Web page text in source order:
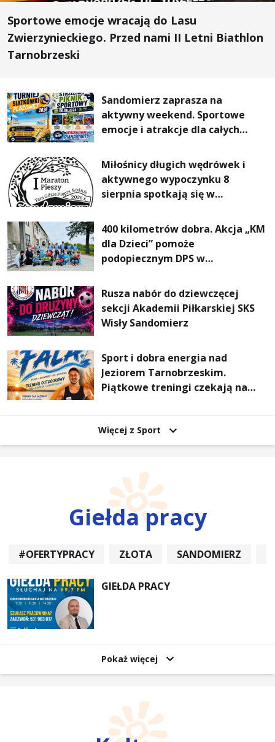
Sportowe emocje wracają do Lasu
Zwierzynieckiego. Przed nami II Letni Biathlon
Tarnobrzeski
Sandomierz zaprasza na
aktywny weekend. Sportowe
emocje i atrakcje dla całych
Miłośnicy długich wędrówek i
aktywnego wypoczynku 8
sierpnia spotkają się w
Pieszym „Tam Gdzie Pieprz
Rośnie”
400 kilometrów dobra. Akcja „KM
dla Dzieci” pomoże
podopiecznym DPS w
Rusza nabór do dziewczęcej
sekcji Akademii Piłkarskiej SKS
Wisły Sandomierz
Sport i dobra energia nad
Jeziorem Tarnobrzeskim.
Piątkowe treningi czekają na
Więcej z Sport
Giełda pracy
#OFERTYPRACY ZŁOTA SANDOMIERZ
GIEŁDA PRACY
Pokaż więcej